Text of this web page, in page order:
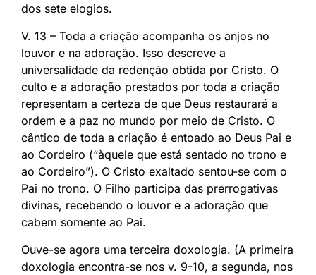
dos sete elogios.
V. 13 – Toda a criação acompanha os anjos no
louvor e na adoração. Isso descreve a
universalidade da redenção obtida por Cristo. O
culto e a adoração prestados por toda a criação
representam a certeza de que Deus restaurará a
ordem e a paz no mundo por meio de Cristo. O
cântico de toda a criação é entoado ao Deus Pai e
ao Cordeiro (“àquele que está sentado no trono e
ao Cordeiro”). O Cristo exaltado sentou-se com o
Pai no trono. O Filho participa das prerrogativas
divinas, recebendo o louvor e a adoração que
cabem somente ao Pai.
Ouve-se agora uma terceira doxologia. (A primeira
doxologia encontra-se nos v. 9-10, a segunda, nos